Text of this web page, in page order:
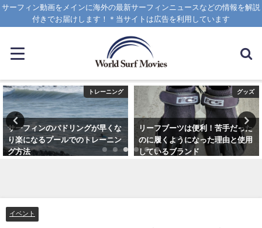
サーフィン動画をメインに海外の最新サーフィンニュースなどの情報を解説
付きでお届けします！＊当サイトは広告を利用しています
グッズ
リーフブーツは便利！苦手だった
のに履くようになった理由と使用
しているブランド
テクニック
サーフィンにおけるステップバッ
クの有用性と慣れるための練習方
法動画
イベント